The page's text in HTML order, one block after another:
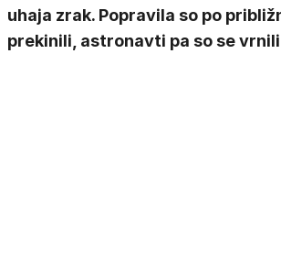
uhaja zrak. Popravila so po
prekinili, astronavti pa so se